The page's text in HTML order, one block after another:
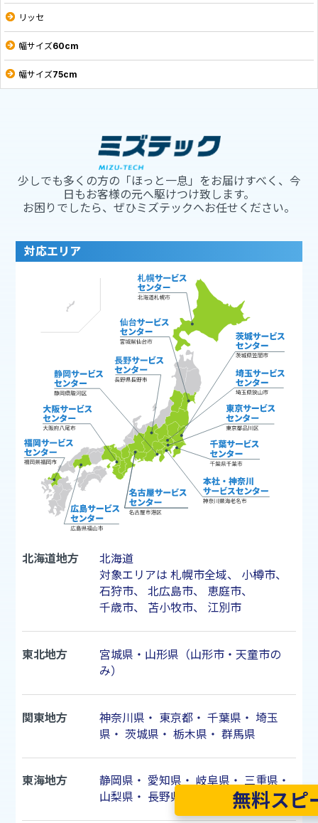
リッセ
幅サイズ60cm
幅サイズ75cm
少しでも多くの方の「ほっと一息」をお届けすべく、今
日もお客様の元へ駆けつけ致します。
お困りでしたら、ぜひミズテックへお任せください。
対応エリア
北海道地方
北海道
対象エリアは 札幌市全域、 小樽市、
石狩市、 北広島市、 恵庭市、
千歳市、 苫小牧市、 江別市
東北地方
宮城県・山形県（山形市・天童市の
み）
関東地方 神奈川県 ・ 東京都・ 千葉県 ・ 埼玉
県 ・ 茨城県 ・ 栃木県 ・ 群馬県
東海地方 静岡県 ・ 愛知県 ・ 岐阜県 ・ 三重県 ・
山梨県 ・ 長野県 無料スピ